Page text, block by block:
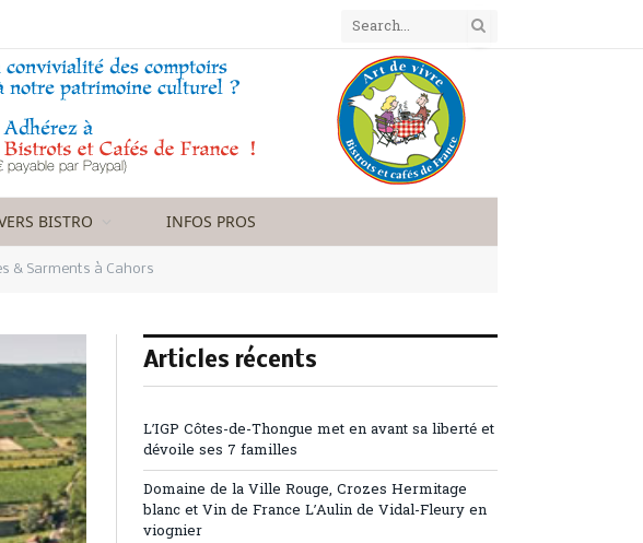
BISTRO INFOS PROS
& Sarments à Cahors
Articles récents
L’IGP Côtes-de-Thongue met en avant sa liberté et
dévoile ses 7 familles
Domaine de la Ville Rouge, Crozes Hermitage
blanc et Vin de France L’Aulin de Vidal-Fleury en
viognier